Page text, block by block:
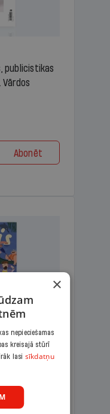
publicistikas
Abonēt
×
nepieciešamas
kreisajā stūrī
lasi sīkdatņu